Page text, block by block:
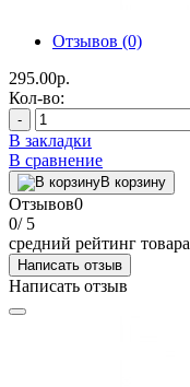
Отзывов (0)
295.00р.
Кол-во:
-
В закладки
В сравнение
В корзину
Отзывов0
0/ 5
средний рейтинг товара
Написать отзыв
Написать отзыв